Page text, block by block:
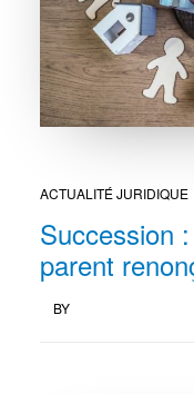
ACTUALITÉ JURIDIQUE
Succession
parent
BY